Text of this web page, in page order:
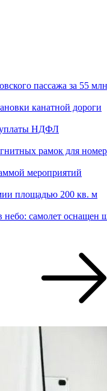
пассажа за 55
канатной дороги
уплаты НДФЛ
рамок для
мероприятий
площадью 200 кв. м
самолет оснащен